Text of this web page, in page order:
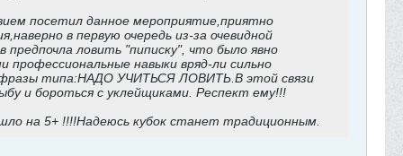
посетил данное мероприятие,приятно
в первую очередь из-за очевидной
ловить "пиписку", что было явно
профессиональные навыки вряд-ли сильно
фразы типа:НАДО УЧИТЬСЯ ЛОВИТЬ.В этой связи
и бороться с уклейщиками. Респект ему!!!
на 5+ !!!!Надеюсь кубок станет традиционным.